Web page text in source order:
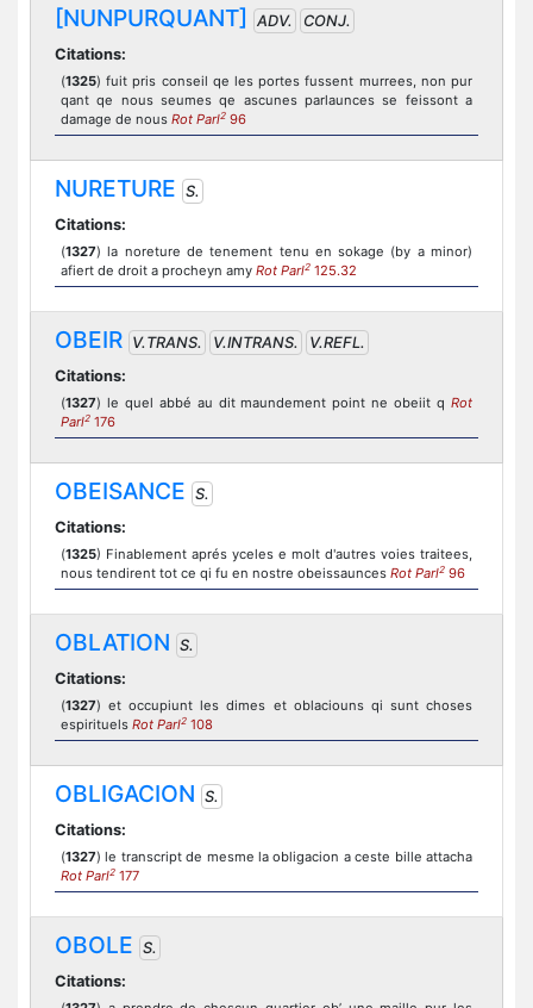
[NUNPURQUANT] ADV.
CONJ.
Citations:
(1325) fuit pris conseil qe les portes fussent murrees, non pur
qant qe nous seumes qe ascunes parlaunces se feissont a
damage de nous Rot Parl2 96
NURETURE S.
Citations:
(1327) la noreture de tenement tenu en sokage (by a minor)
afiert de droit a procheyn amy Rot Parl2 125.32
OBEIR V.TRANS. V.INTRANS.
V.REFL.
Citations:
(1327) le quel abbé au dit maundement point ne obeiit q Rot
Parl2 176
OBEISANCE S.
Citations:
(1325) Finablement aprés yceles e molt d'autres voies traitees,
nous tendirent tot ce qi fu en nostre obeissaunces Rot Parl2 96
OBLATION S.
Citations:
(1327) et occupiunt les dimes et oblaciouns qi sunt choses
espirituels Rot Parl2 108
OBLIGACION S.
Citations:
(1327) le transcript de mesme la obligacion a ceste bille attacha
Rot Parl2 177
OBOLE S.
Citations: